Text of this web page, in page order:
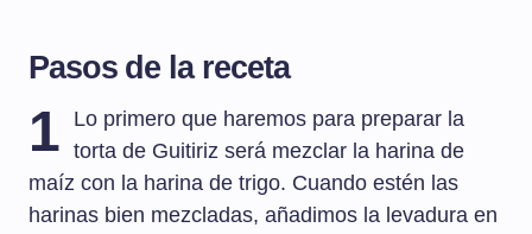
Pasos de la receta
1
Lo primero que haremos para preparar la
torta de Guitiriz será mezclar la harina de
maíz con la harina de trigo. Cuando estén las
harinas bien mezcladas, añadimos la levadura en